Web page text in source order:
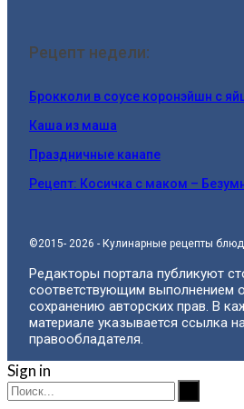
Рецепт недели:
Брокколи в соусе коронэйшн с
Каша из маша
Праздничные канапе
Рецепт: Косичка с маком –
©2015- 2026 - Кулинарные рецепты
Редакторы портала публикуют
соответствующим выполнением
сохранению авторских прав. В
материале указывается ссылка
правообладателя.
Sign in